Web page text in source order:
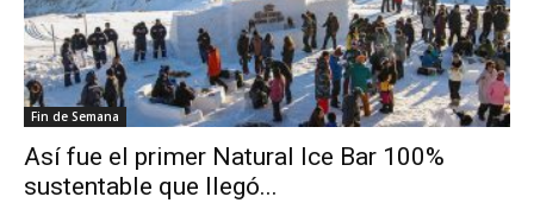
Fin de Semana
Así fue el primer Natural Ice Bar 100%
sustentable que llegó...